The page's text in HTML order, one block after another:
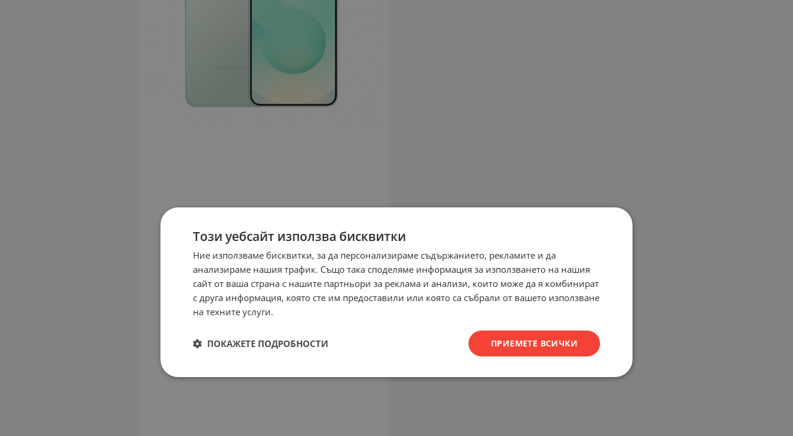
Този уебсайт използва бисквитки
Ние използваме бисквитки, за да персонализираме съдържанието, рекламите и да
анализираме нашия трафик. Също така споделяме информация за използването на нашия
сайт от ваша страна с нашите партньори за реклама и анализи, които може да я комбинират
с друга информация, която сте им предоставили или която са събрали от вашето използване
на техните услуги.
ПРИЕМЕТЕ ВСИЧКИ
ПОКАЖЕТЕ ПОДРОБНОСТИ